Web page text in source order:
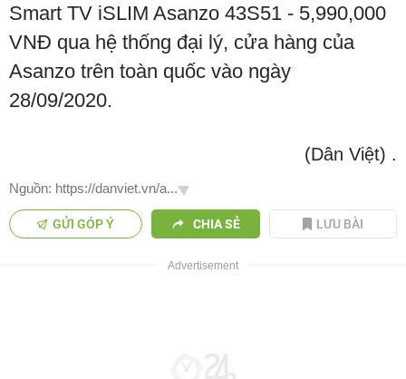
Smart TV iSLIM Asanzo 43S51 - 5,990,000
VNĐ qua hệ thống đại lý, cửa hàng của
Asanzo trên toàn quốc vào ngày
28/09/2020.
(Dân Việt) .
Nguồn: https://danviet.vn/a...
GỬI GÓP Ý CHIA SẺ LƯU BÀI